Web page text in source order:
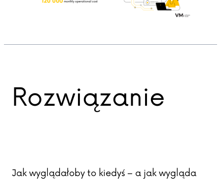
Rozwiązanie
Jak wyglądałoby to kiedyś – a jak wygląda